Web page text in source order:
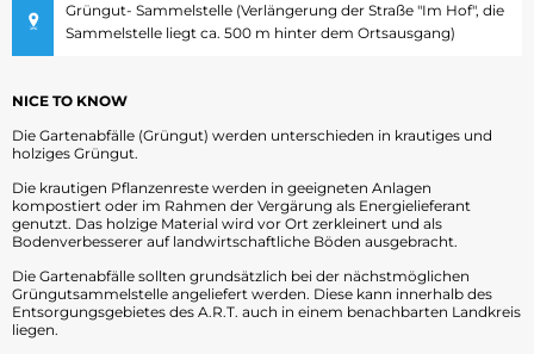
Grüngut- Sammelstelle (Verlängerung der Straße "Im Hof", die
Sammelstelle liegt ca. 500 m hinter dem Ortsausgang)
NICE TO KNOW
Die Gartenabfälle (Grüngut) werden unterschieden in krautiges und
holziges Grüngut.
Die krautigen Pflanzenreste werden in geeigneten Anlagen
kompostiert oder im Rahmen der Vergärung als Energielieferant
genutzt. Das holzige Material wird vor Ort zerkleinert und als
Bodenverbesserer auf landwirtschaftliche Böden ausgebracht.
Die Gartenabfälle sollten grundsätzlich bei der nächstmöglichen
Grüngutsammelstelle angeliefert werden. Diese kann innerhalb des
Entsorgungsgebietes des A.R.T. auch in einem benachbarten Landkreis
liegen.